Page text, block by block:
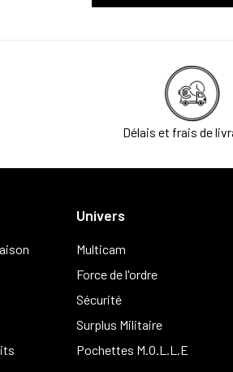
Délais et frais de
Univers
Multicam
Force de l'ordre
Sécurité
Surplus Militaire
Pochettes M.O.L.L.E